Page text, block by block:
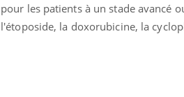
pour les patients à un stade avancé
l'étoposide, la doxorubicine, la